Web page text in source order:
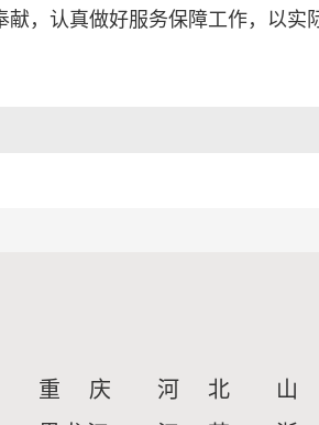
献，认真做好服务保障工作，以实
重 庆 河 北
山